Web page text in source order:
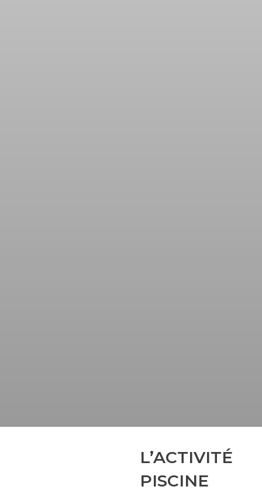
L’ACTIVITÉ
PISCINE